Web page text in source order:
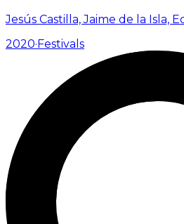
Jesús Castilla, Jaime de la Isla,
2020· Festivals